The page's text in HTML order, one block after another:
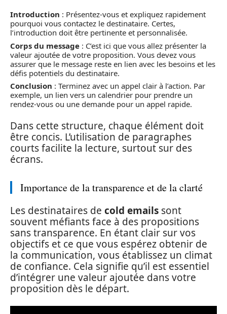
Introduction : Présentez-vous et expliquez rapidement
pourquoi vous contactez le destinataire. Certes,
l’introduction doit être pertinente et personnalisée.
Corps du message : C’est ici que vous allez présenter la
valeur ajoutée de votre proposition. Vous devez vous
assurer que le message reste en lien avec les besoins et les
défis potentiels du destinataire.
Conclusion : Terminez avec un appel clair à l’action. Par
exemple, un lien vers un calendrier pour prendre un
rendez-vous ou une demande pour un appel rapide.
Dans cette structure, chaque élément doit
être concis. L’utilisation de paragraphes
courts facilite la lecture, surtout sur des
écrans.
Importance de la transparence et de la clarté
Les destinataires de cold emails sont
souvent méfiants face à des propositions
sans transparence. En étant clair sur vos
objectifs et ce que vous espérez obtenir de
la communication, vous établissez un climat
de confiance. Cela signifie qu’il est essentiel
d’intégrer une valeur ajoutée dans votre
proposition dès le départ.